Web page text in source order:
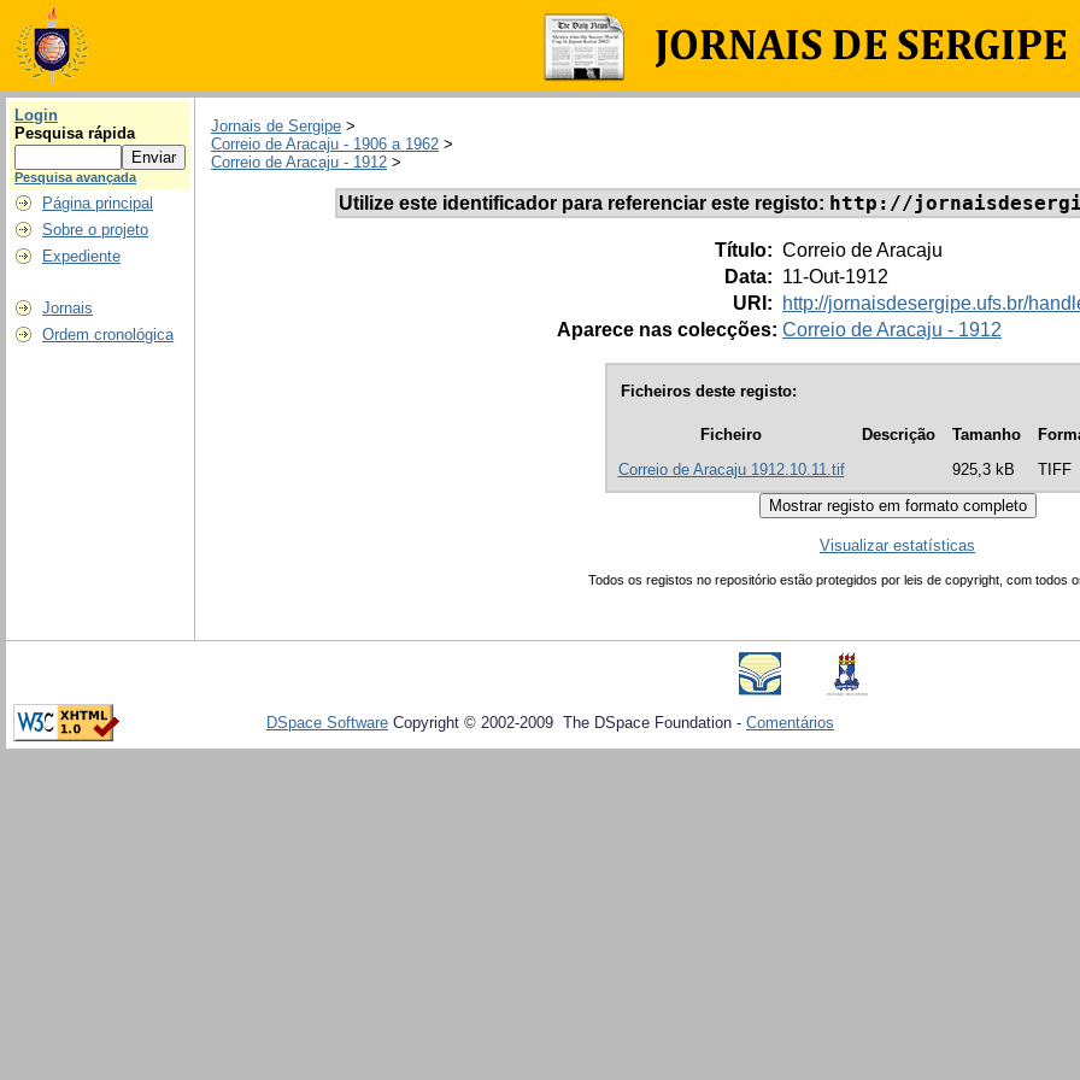
Login
Pesquisa rápida
Pesquisa avançada
Página principal
Sobre o projeto
Expediente
Jornais
Ordem cronológica
Jornais de Sergipe >
Correio de Aracaju - 1906 a 1962 >
Correio de Aracaju - 1912 >
Utilize este identificador para referenciar este registo: http://
Título: Correio de Aracaju
Data: 11-Out-1912
URI:
http://jornaisdesergipe.ufs.br/
Aparece nas colecções: Correio de Aracaju - 1912
Ficheiros deste registo:
Ficheiro Descrição Tamanho
Correio de Aracaju 1912.10.11.tif
925,3 kB TIFF
Visualizar estatísticas
Todos os registos no repositório estão protegidos por leis de copyright, com todos
DSpace Software Copyright © 2002-2009 The DSpace Foundation - Comentários